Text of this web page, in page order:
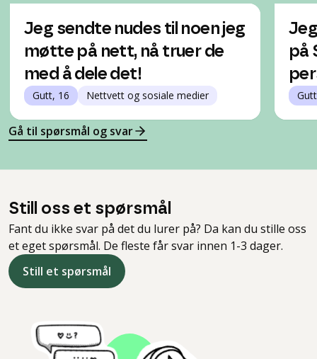
Jeg sendte nudes til noen jeg
møtte på nett, nå truer de
med å dele det!
Gutt, 16 Nettvett og sosiale medier
på
Gå til spørsmål og svar
Still oss et spørsmål
Fant du ikke svar på det du lurer på? Da kan du stille oss
et eget spørsmål. De fleste får svar innen 1-3 dager.
Still et spørsmål